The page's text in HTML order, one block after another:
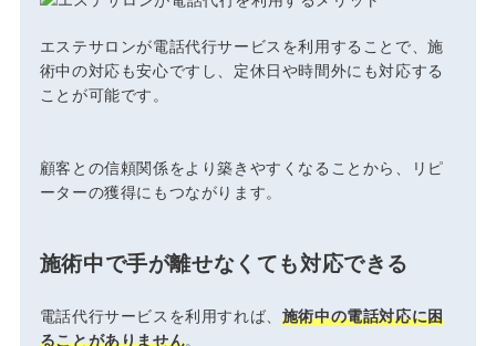
エステサロンが電話代行サービスを利用することで、施
術中の対応も安心ですし、定休日や時間外にも対応する
ことが可能です。
顧客との信頼関係をより築きやすくなることから、リピ
ーターの獲得にもつながります。
施術中で手が離せなくても対応できる
電話代行サービスを利用すれば、 施術中の電話対応に困
ることがありません。